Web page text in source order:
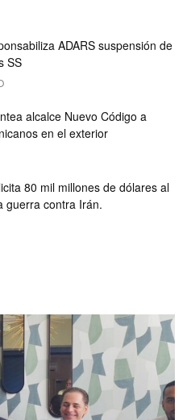
ADARS suspensión de
SS
alcalce Nuevo Código a
en el exterior
80 mil millones de dólares al
guerra contra Irán.